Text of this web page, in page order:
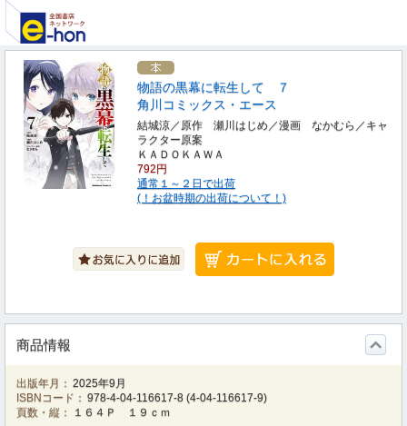
物語の黒幕に転生して ７
角川コミックス・エース
結城涼／原作 瀬川はじめ／漫画 なかむら／キャ
ラクター原案
ＫＡＤＯＫＡＷＡ
792円
通常１～２日で出荷
(！お盆時期の出荷について！)
商品情報
出版年月： 2025年9月
ISBNコード： 978-4-04-116617-8 (4-04-116617-9)
頁数・縦：
１６４Ｐ １９ｃｍ